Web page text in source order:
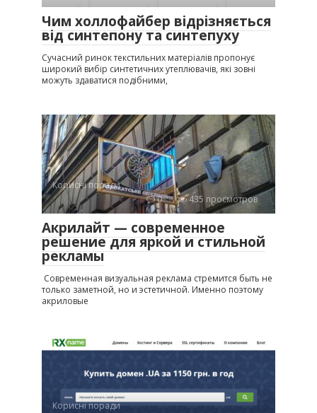
Чим холлофайбер відрізняється
від синтепону та синтепуху
Сучасний ринок текстильних матеріалів пропонує
широкий вибір синтетичних утеплювачів, які зовні
можуть здаватися подібними,
Корисні поради
0
435 просмотров
Акрилайт — современное
решение для яркой и стильной
рекламы
Современная визуальная реклама стремится быть не
только заметной, но и эстетичной. Именно поэтому
акриловые
Корисні поради